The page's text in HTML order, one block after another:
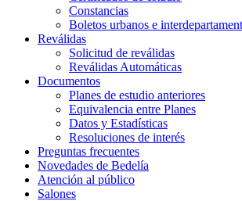
Constancias
Boletos urbanos e
Reválidas
Solicitud de reválidas
Reválidas Automáticas
Documentos
Planes de estudio anteriores
Equivalencia entre Planes
Datos y Estadísticas
Resoluciones de interés
Preguntas frecuentes
Novedades de Bedelía
Atención al público
Salones